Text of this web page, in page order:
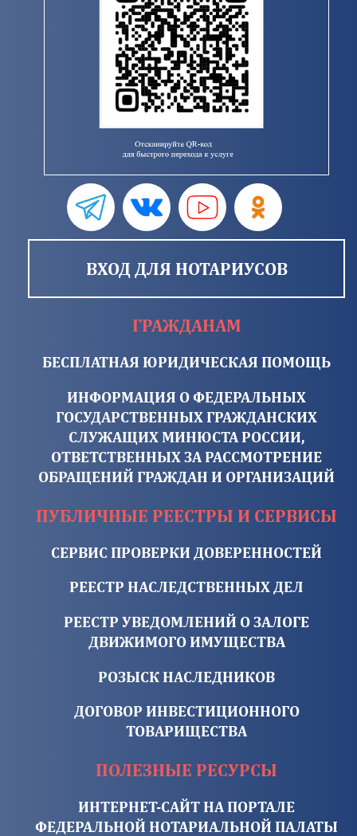
ВХОД ДЛЯ НОТАРИУСОВ
ГРАЖДАНАМ
БЕСПЛАТНАЯ ЮРИДИЧЕСКАЯ ПОМОЩЬ
ИНФОРМАЦИЯ О ФЕДЕРАЛЬНЫХ
ГОСУДАРСТВЕННЫХ ГРАЖДАНСКИХ
СЛУЖАЩИХ МИНЮСТА РОССИИ,
ОТВЕТСТВЕННЫХ ЗА РАССМОТРЕНИЕ
ОБРАЩЕНИЙ ГРАЖДАН И ОРГАНИЗАЦИЙ
ПУБЛИЧНЫЕ РЕЕСТРЫ И СЕРВИСЫ
СЕРВИС ПРОВЕРКИ ДОВЕРЕННОСТЕЙ
РЕЕСТР НАСЛЕДСТВЕННЫХ ДЕЛ
РЕЕСТР УВЕДОМЛЕНИЙ О ЗАЛОГЕ
ДВИЖИМОГО ИМУЩЕСТВА
РОЗЫСК НАСЛЕДНИКОВ
ДОГОВОР ИНВЕСТИЦИОННОГО
ТОВАРИЩЕСТВА
ПОЛЕЗНЫЕ РЕСУРСЫ
ИНТЕРНЕТ-САЙТ НА ПОРТАЛЕ
ФЕДЕРАЛЬНОЙ НОТАРИАЛЬНОЙ ПАЛАТЫ